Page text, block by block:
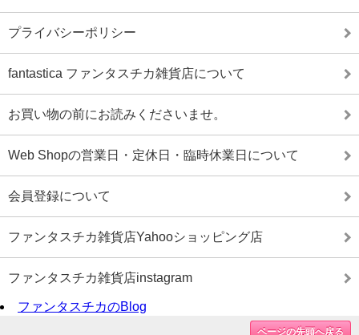
プライバシーポリシー
fantastica ファンタスチカ雑貨店について
お買い物の前にお読みくださいませ。
Web Shopの営業日・定休日・臨時休業日について
会員登録について
ファンタスチカ雑貨店Yahooショッピング店
ファンタスチカ雑貨店instagram
ファンタスチカのBlog
ページの先頭へ戻る